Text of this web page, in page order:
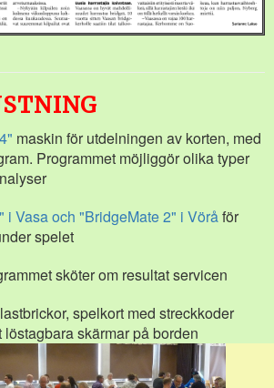
maskin för utdelningen av korten, med
Programmet möjliggör olika typer
i Vasa och "BridgeMate 2" i Vöråför
spelet
sköter om resultat servicen
spelkort med streckkoder
skärmar på borden